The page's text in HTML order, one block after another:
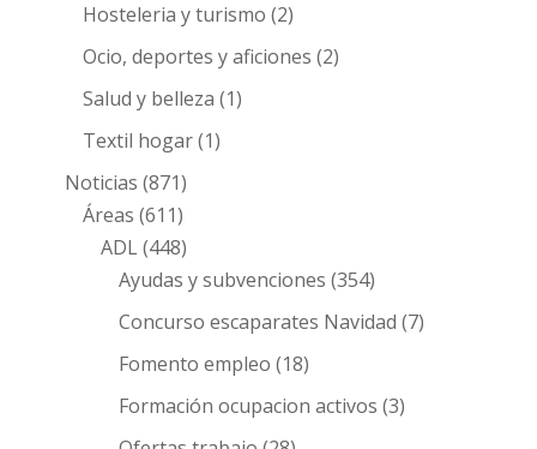
Hosteleria y turismo (2)
Ocio, deportes y aficiones (2)
Salud y belleza (1)
Textil hogar(1)
Noticias (871)
Áreas (611)
ADL(448)
Ayudas y subvenciones (354)
Concurso escaparates Navidad (7)
Fomento empleo (18)
Formación ocupacion activos (3)